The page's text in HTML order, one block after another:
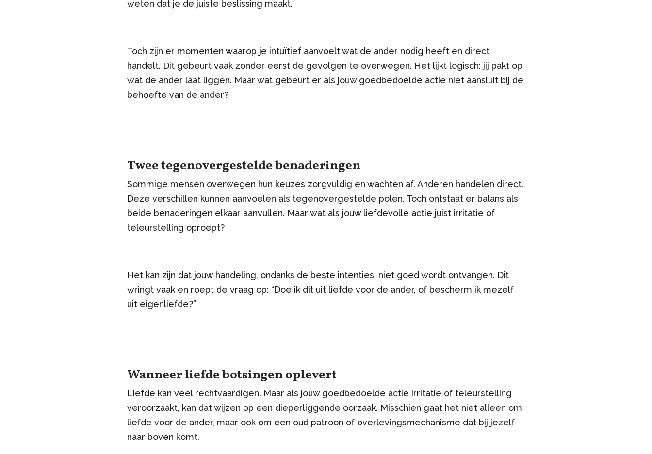
weten dat je de juiste beslissing maakt.
Toch zijn er momenten waarop je intuïtief aanvoelt wat de ander nodig heeft en direct
handelt. Dit gebeurt vaak zonder eerst de gevolgen te overwegen. Het lijkt logisch: jij pakt op
wat de ander laat liggen. Maar wat gebeurt er als jouw goedbedoelde actie niet aansluit bij de
behoefte van de ander?
Twee tegenovergestelde benaderingen
Sommige mensen overwegen hun keuzes zorgvuldig en wachten af. Anderen handelen direct.
Deze verschillen kunnen aanvoelen als tegenovergestelde polen. Toch ontstaat er balans als
beide benaderingen elkaar aanvullen. Maar wat als jouw liefdevolle actie juist irritatie of
teleurstelling oproept?
Het kan zijn dat jouw handeling, ondanks de beste intenties, niet goed wordt ontvangen. Dit
wringt vaak en roept de vraag op: “Doe ik dit uit liefde voor de ander, of bescherm ik mezelf
uit eigenliefde?”
Wanneer liefde botsingen oplevert
Liefde kan veel rechtvaardigen. Maar als jouw goedbedoelde actie irritatie of teleurstelling
veroorzaakt, kan dat wijzen op een dieperliggende oorzaak. Misschien gaat het niet alleen om
liefde voor de ander, maar ook om een oud patroon of overlevingsmechanisme dat bij jezelf
naar boven komt.